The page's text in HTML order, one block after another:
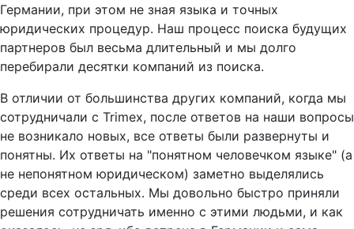
Германии, при этом не зная языка и точных
юридических процедур. Наш процесс поиска будущих
партнеров был весьма длительный и мы долго
перебирали десятки компаний из поиска.
В отличии от большинства других компаний, когда мы
сотрудничали с Trimex, после ответов на наши вопросы
не возникало новых, все ответы были развернуты и
понятны. Их ответы на "понятном человечком языке" (а
не непонятном юридическом) заметно выделялись
среди всех остальных. Мы довольно быстро приняли
решения сотрудничать именно с этими людьми, и как